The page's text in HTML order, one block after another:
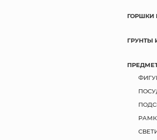
ГОРШКИ
ГРУНТЫ